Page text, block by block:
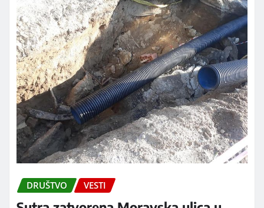
DRUŠTVO VESTI